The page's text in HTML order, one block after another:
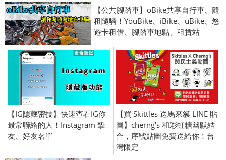
【公共腳踏車】oBike共享自行車、隨
租隨騎！YouBike、iBike、uBike、悠
遊卡租借、腳踏車地點、租賃站
【IG隱藏密技】快速查看IG你
最常聯絡的人！Instagram 摯
友、好友名單
【買 Skittles 送馬來貘 LINE 貼
圖】cherng's 和彩虹糖幽默結
合，序號貼圖免費送給你！台
灣限定